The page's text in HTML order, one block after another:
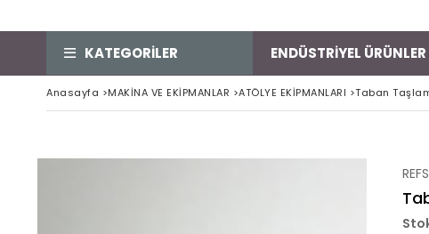
KATEGORİLER ENDÜSTRİYEL ÜRÜNLER
Anasayfa >MAKİNA VE EKİPMANLAR >ATÖLYE EKİPMANLARI >Taban